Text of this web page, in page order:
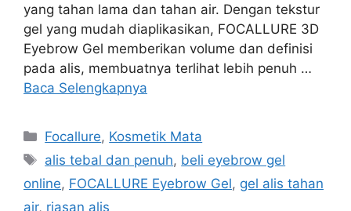
yang tahan lama dan tahan air. Dengan tekstur
gel yang mudah diaplikasikan, FOCALLURE 3D
Eyebrow Gel memberikan volume dan definisi
pada alis, membuatnya terlihat lebih penuh …
Baca Selengkapnya
Kategori
Focallure, Kosmetik Mata
Tag
alis tebal dan penuh, beli eyebrow gel
online, FOCALLURE Eyebrow Gel, gel alis tahan
air, riasan alis